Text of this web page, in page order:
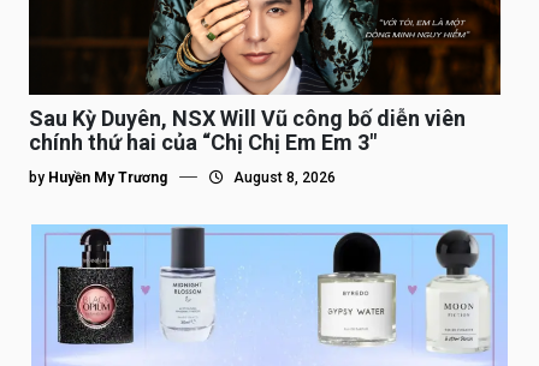
Sau Kỳ Duyên, NSX Will Vũ công bố diễn viên
chính thứ hai của “Chị Chị Em Em 3″
by Huyền My Trương August 8, 2026